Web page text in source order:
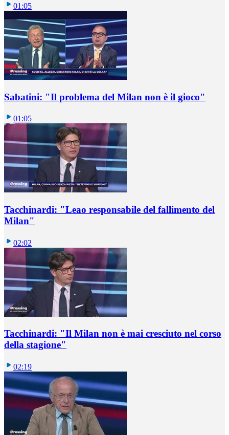
01:05
Sabatini: "Il problema del Milan non è il gioco"
01:05
Tacchinardi: "Leao responsabile del fallimento del
Milan"
02:02
Tacchinardi: "Il Milan non è mai cresciuto nel corso
della stagione"
02:19